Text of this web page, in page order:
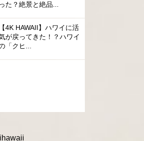
った？絶景と絶品...
【4K HAWAII】ハワイに活
が戻ってきた！？ハワイ
「クヒ...